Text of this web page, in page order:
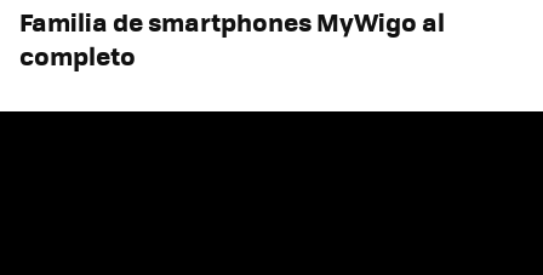
Familia de smartphones MyWigo al
completo